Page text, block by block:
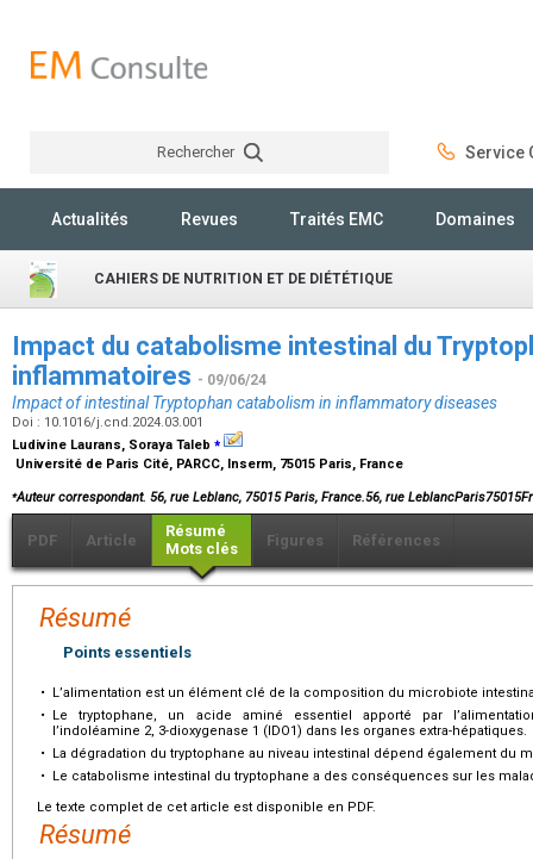
Rechercher Service
Actualités Revues Traités EMC Domaines
CAHIERS DE NUTRITION ET DE DIÉTÉTIQUE
Impact du catabolisme intestinal du
inflammatoires - 09/06/24
Impact of intestinal Tryptophan catabolism in inflammatory diseases
Doi : 10.1016/j.cnd.2024.03.001
Ludivine Laurans, Soraya Taleb ⁎
Université de Paris Cité, PARCC, Inserm, 75015 Paris, France
⁎Auteur correspondant. 56, rue Leblanc, 75015 Paris, France.56, rue
PDF Article
Résumé
Mots clés
Figures Références
Résumé
Points essentiels
•
L’alimentation est un élément clé de la composition du microbiote
•
Le tryptophane, un acide aminé essentiel apporté par
l’indoléamine 2, 3-dioxygenase 1 (IDO1) dans les organes extra-hépatiques.
•
La dégradation du tryptophane au niveau intestinal dépend également du
•
Le catabolisme intestinal du tryptophane a des conséquences sur les
Le texte complet de cet article est disponible en PDF.
Résumé